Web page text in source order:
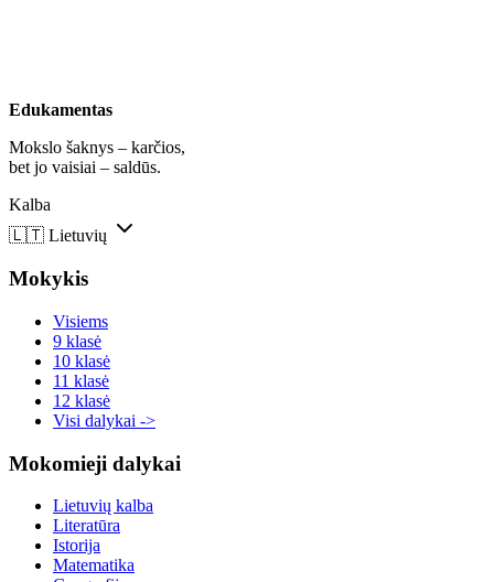
Edukamentas
Mokslo šaknys – karčios,
bet jo vaisiai – saldūs.
Kalba
🇱🇹 Lietuvių
Mokykis
Visiems
9 klasė
10 klasė
11 klasė
12 klasė
Visi dalykai ->
Mokomieji dalykai
Lietuvių kalba
Literatūra
Istorija
Matematika